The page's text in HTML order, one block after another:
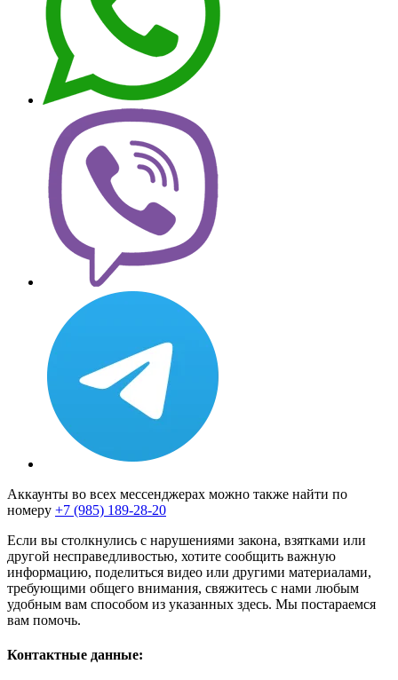
Аккаунты во всех мессенджерах можно также найти по
номеру +7 (985) 189-28-20
Если вы столкнулись с нарушениями закона, взятками или
другой несправедливостью, хотите сообщить важную
информацию, поделиться видео или другими материалами,
требующими общего внимания, свяжитесь с нами любым
удобным вам способом из указанных здесь. Мы постараемся
вам помочь.
Контактные данные: